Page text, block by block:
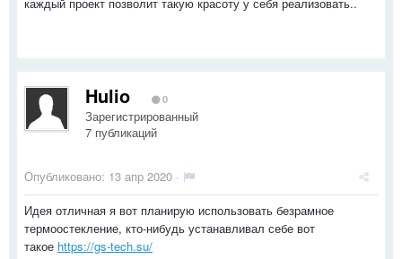
каждый проект позволит такую красоту у себя реализовать..
Hulio 0
Зарегистрированный
7 публикаций
Опубликовано: 13 апр 2020 ·
Идея отличная я вот планирую использовать безрамное
термоостекление, кто-нибудь устанавливал себе вот
такое https://gs-tech.su/